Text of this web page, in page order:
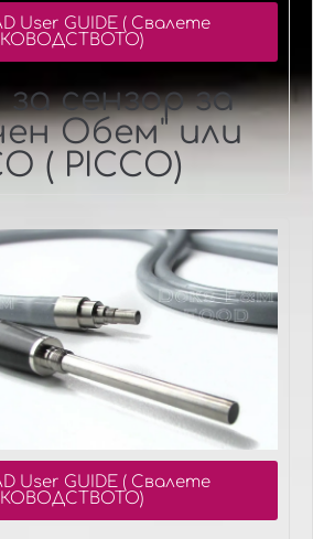
User GUIDE ( Свалете
сензор за
Обем" или
( PICCO)
User GUIDE ( Свалете